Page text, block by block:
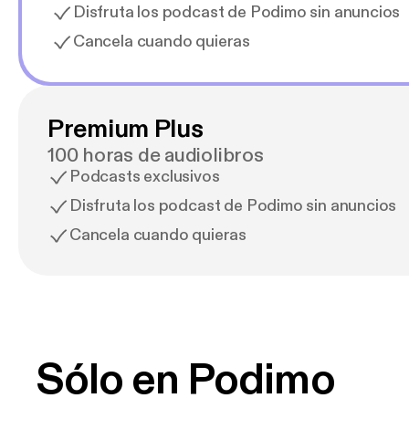
Disfruta los podcast de Podimo sin anuncios
Cancela cuando quieras
Premium Plus
100 horas de audiolibros
Podcasts exclusivos
Disfruta los podcast de Podimo sin anuncios
Cancela cuando quieras
Sólo en Podimo